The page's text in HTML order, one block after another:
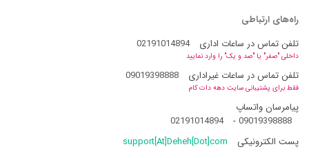
راه‌های ارتباطی
تلفن تماس در ساعات اداری
02191014894
داخلی "صفر" یا "صد و یک" را وارد نمایید
تلفن تماس در ساعات غیراداری 09019398888
فقط برای پشتیبانی سایت دهه دات کام
پیامرسان واتساپ
09019398888
-
02191014894
پست الکترونیکی
support[At]Deheh[Dot]com